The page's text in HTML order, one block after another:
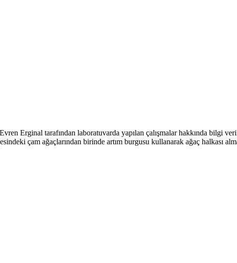
Erginal tarafından laboratuvarda yapılan çalışmalar hakkında bilgi
çam ağaçlarından birinde artım burgusu kullanarak ağaç halkası